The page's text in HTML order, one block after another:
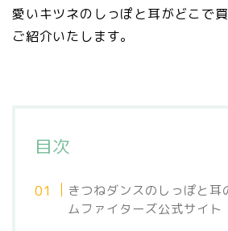
愛いキツネのしっぽと耳がどこで
ご紹介いたします。
目次
きつねダンスのしっぽと耳
ムファイターズ公式サイト